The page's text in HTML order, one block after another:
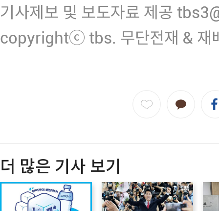
기사제보 및 보도자료 제공
copyrightⓒ tbs. 무단전재 & 재
더 많은 기사 보기